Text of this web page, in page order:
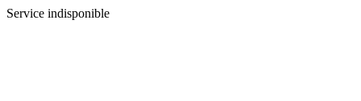
Service indisponible